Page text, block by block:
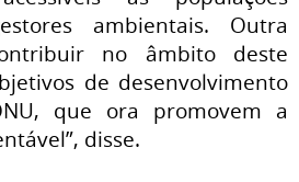
ambientais. Outra
no âmbito deste
de desenvolvimento
que ora promovem a
disse.